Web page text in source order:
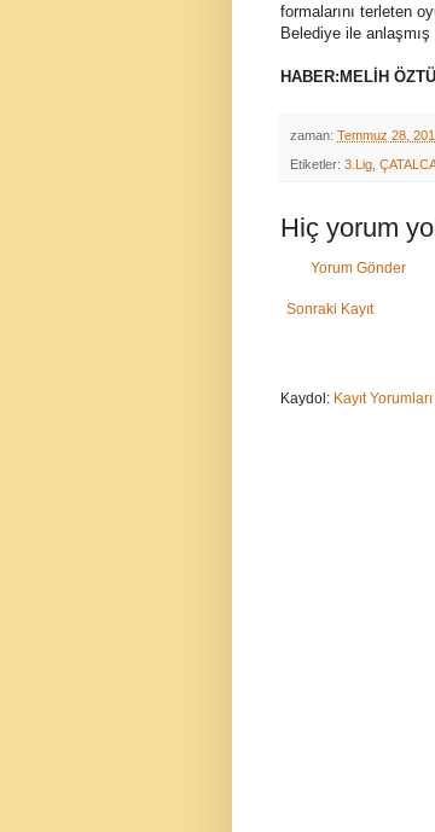
formalarını terleten
Belediye ile anlaşmış
HABER:MELİH
zaman: Temmuz 28,
Etiketler: 3.Lig
Hiç yorum
Yorum Gönder
Sonraki Kayıt
Kaydol: Kayıt